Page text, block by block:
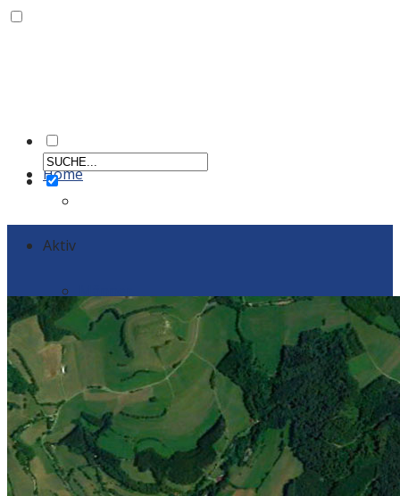
Home
Aktiv
Einzelportraits Männer 1
Frauen
Einzelportraits Frauen1
Schiedsrichter
Vereinskollektion
Jugend
Männlich